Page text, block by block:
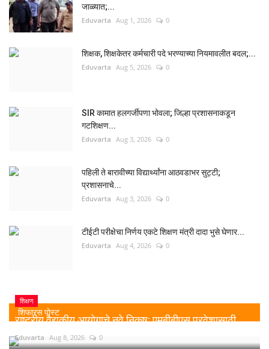
जाळ्यात;...
Eduvarta Aug 1, 2026 0
शिक्षक, शिक्षकेतर कर्मचारी पदे भरण्याच्या नियमावलीत बदल;...
Eduvarta Aug 5, 2026 0
SIR कामात हलगर्जीपणा भोवला; जिल्हा प्रशासनाकडून
गटशिक्षण...
Eduvarta Aug 3, 2026 0
पहिली ते बारावीच्या विद्यार्थ्यांना आठवडाभर सुट्टी;
प्रशासनाचे...
Eduvarta Aug 3, 2026 0
टीईटी परीक्षेचा निर्णय एकटे शिक्षण मंत्री दादा भुसे घेणार...
Eduvarta Aug 4, 2026 0
शिफारस पोस्ट
शिक्षण
राष्ट्रीय वैद्यकीय आयोगाचे नवे निकष: एमबीबीएस प्रवेशासाठी...
Eduvarta Aug 8, 2026 0